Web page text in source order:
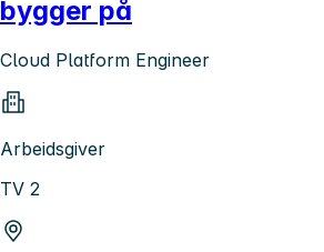
bygger på
Cloud Platform Engineer
Arbeidsgiver
TV 2